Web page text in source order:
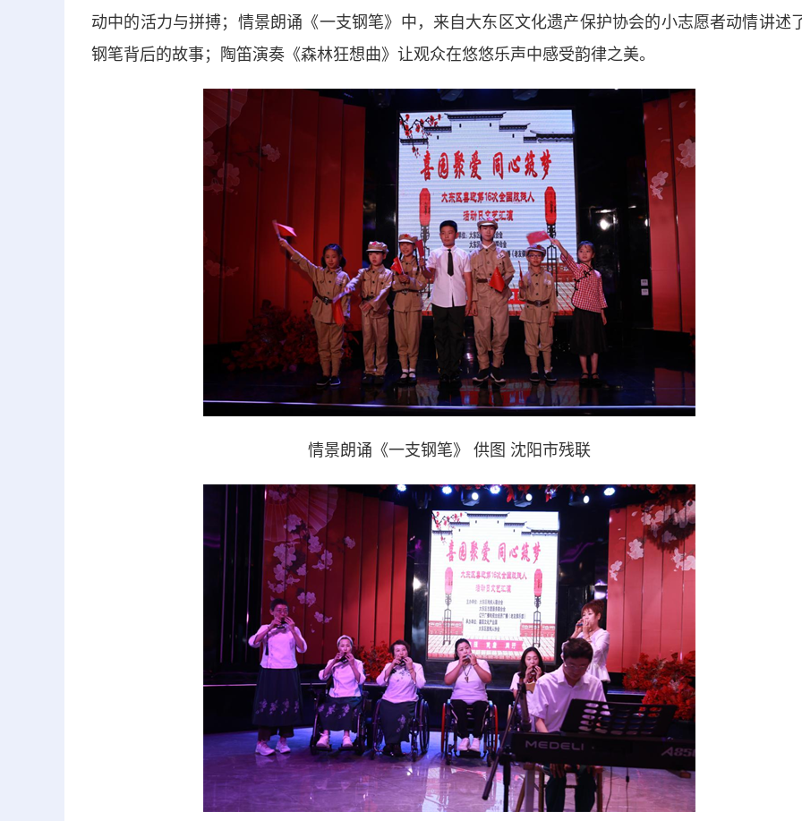
动中的活力与拼搏；情景朗诵《一支钢笔》中，来自大东区文化遗产保护协会的小志愿者动情讲述
钢笔背后的故事；陶笛演奏《森林狂想曲》让观众在悠悠乐声中感受韵律之美。
情景朗诵《一支钢笔》 供图 沈阳市残联